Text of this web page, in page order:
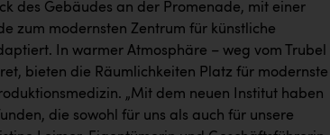
des Gebäudes an der Promenade, mit einer
zum modernsten Zentrum für künstliche
In warmer Atmosphäre – weg vom Trubel
bieten die Räumlichkeiten Platz für modernste
„Mit dem neuen Institut haben
die sowohl für uns als auch für unsere